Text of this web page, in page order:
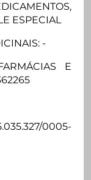
ESPECIAL
-
E
0005-